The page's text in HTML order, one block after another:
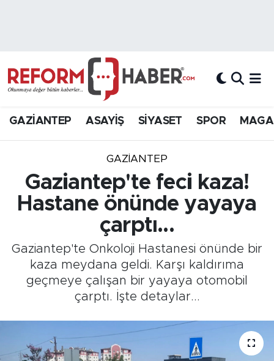
GAZİANTEP ASAYİŞ SİYASET SPOR
GAZIANTEP
Gaziantep'te feci kaza!
Hastane önünde yayaya
çarptı...
Gaziantep'te Onkoloji Hastanesi önünde bir
kaza meydana geldi. Karşı kaldırıma
geçmeye çalışan bir yayaya otomobil
çarptı. İşte detaylar...
Hava Durumu
Süper Lig Puan Durumu ve Fikstür
Tüm Manşetler
Son Dakika Haberleri